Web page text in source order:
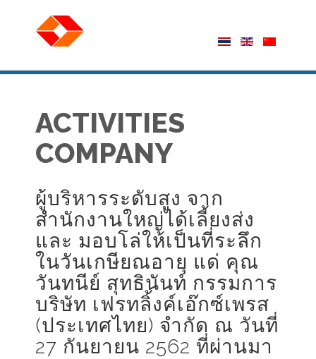
ACTIVITIES
COMPANY
ผู้บริหารระดับสูง จาก
สำนักงานใหญ่ได้เลี้ยงส่ง
และ มอบโล่ให้เป็นที่ระลึก
ในวันเกษียณอายุ แด่ คุณ
วันทนีย์ สุทธินันท์ กรรมการ
บริษัท เฟรทลิ้งค์เอ๊กซ์เพรส
(ประเทศไทย) จำกัด ณ วันที่
27 กันยายน 2562 ที่ผ่านมา